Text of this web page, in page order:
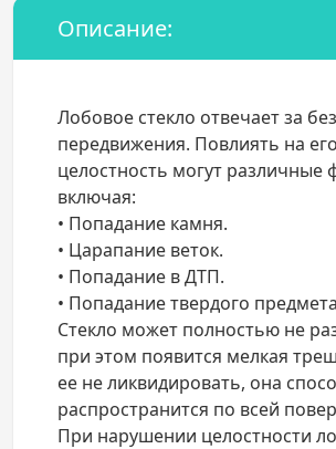
Описание:
Лобовое стекло отвечает за
передвижения. Повлиять на его
целостность могут различные
включая:
• Попадание камня.
• Царапание веток.
• Попадание в ДТП.
• Попадание твердого
Стекло может полностью не
при этом появится мелкая
ее не ликвидировать, она
распространится по всей
При нарушении целостности